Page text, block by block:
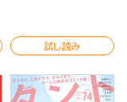
試し読み